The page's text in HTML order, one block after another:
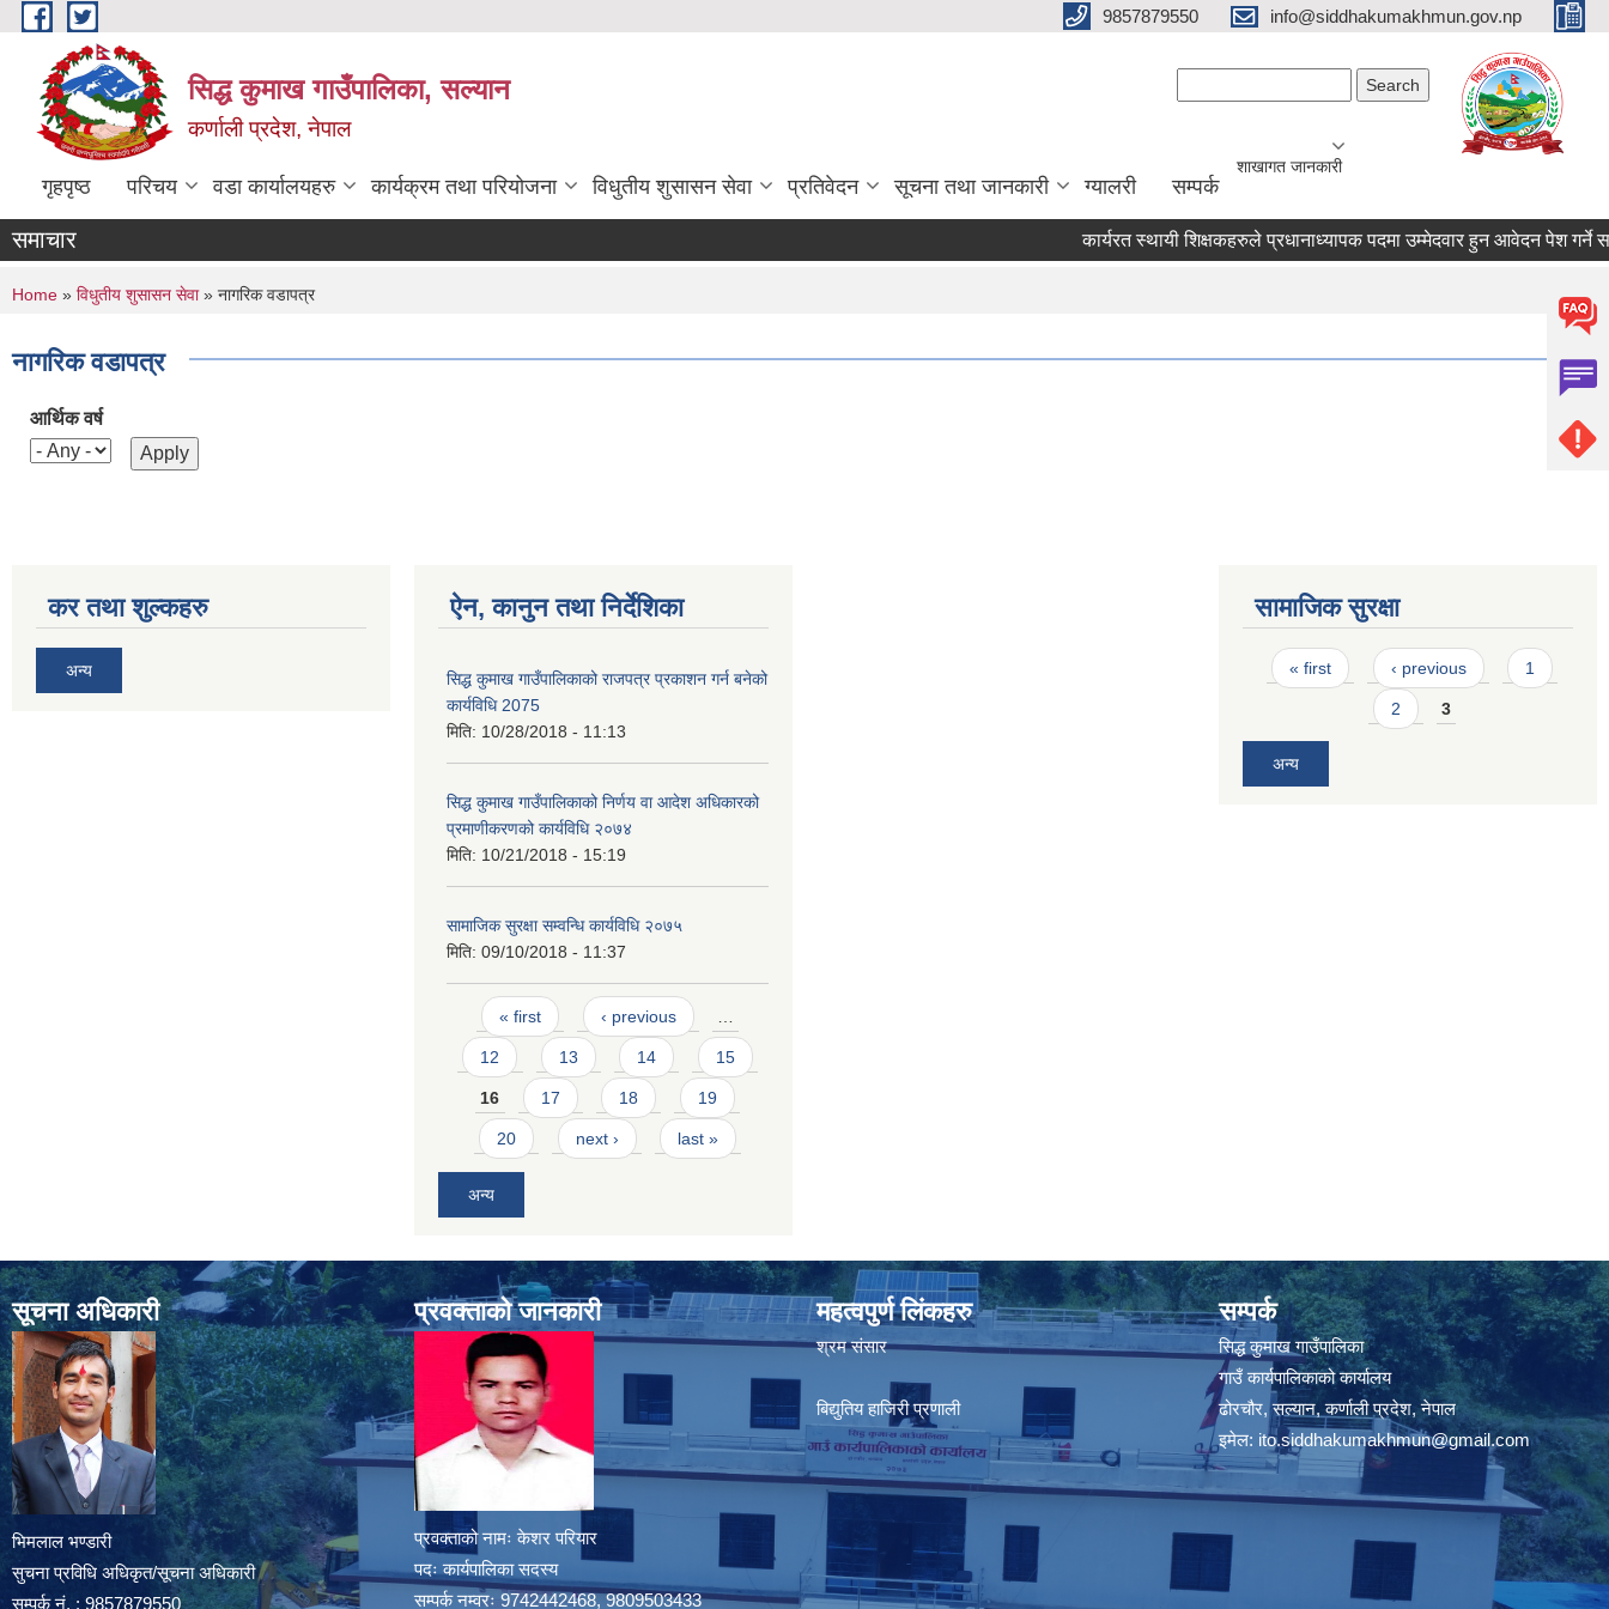
Skip to main content 9857879550 info@siddhakumakhmun.gov.np
सिद्ध कुमाख गाउँपालिका, सल्यान
कर्णाली प्रदेश, नेपाल
गृहपृष्ठ परिचय वडा कार्यालयहरु कार्यक्रम तथा परियोजना विधुतीय शुसासन सेवा प्रतिवेदन सूचना तथा जानकारी ग्यालरी सम्पर्क
शाखागत जानकारी
समाचार कार्यरत स्थायी शिक्षकहरुले प्रधानाध्यापक पदमा उम्मेदवार हुन आवेदन पेश गर्ने
You are here
Home » विधुतीय शुसासन सेवा» नागरिक वडापत्र
नागरिक वडापत्र
आर्थिक वर्ष
कर तथा शुल्कहरु
अन्य
ऐन, कानुन तथा निर्देशिका
सिद्ध कुमाख गाउँपालिकाको राजपत्र प्रकाशन गर्न बनेको
कार्यविधि 2075
मिति: 10/28/2018 - 11:13
सिद्ध कुमाख गाउँपालिकाको निर्णय वा आदेश अधिकारको
प्रमाणीकरणको कार्यविधि २०७४
मिति: 10/21/2018 - 15:19
सामाजिक सुरक्षा सम्वन्धि कार्यविधि २०७५
मिति: 09/10/2018 - 11:37
Pages
« first ‹ previous …
12 13 14 15
16 17 18 19
20 next › last »
अन्य
सामाजिक सुरक्षा
Pages
« first ‹ previous 1
2 3
अन्य
सूचना अधिकारी
भिमलाल भण्डारी
सुचना प्रविधि अधिकृत/सूचना अधिकारी
सम्पर्क नं. : 9857879550
प्रवक्ताको जानकारी
प्रवक्ताको नामः केशर परियार
पदः कार्यपालिका सदस्य
सम्पर्क नम्वरः 9742442468, 9809503433
महत्वपुर्ण लिंकहरु
श्रम संसार
बिद्युतिय हाजिरी प्रणाली
सम्पर्क
सिद्ध कुमाख गाउँपालिका
गाउँ कार्यपालिकाको कार्यालय
ढोरचौर, सल्यान, कर्णाली प्रदेश, नेपाल
इमेल: ito.siddhakumakhmun@gmail.com